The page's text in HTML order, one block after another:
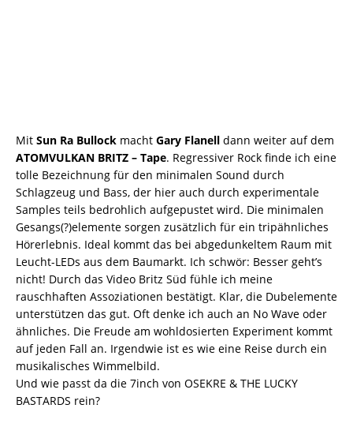
Mit Sun Ra Bullock macht Gary Flanell dann weiter auf dem
ATOMVULKAN BRITZ – Tape. Regressiver Rock finde ich eine
tolle Bezeichnung für den minimalen Sound durch
Schlagzeug und Bass, der hier auch durch experimentale
Samples teils bedrohlich aufgepustet wird. Die minimalen
Gesangs(?)elemente sorgen zusätzlich für ein tripähnliches
Hörerlebnis. Ideal kommt das bei abgedunkeltem Raum mit
Leucht-LEDs aus dem Baumarkt. Ich schwör: Besser geht’s
nicht! Durch das Video Britz Süd fühle ich meine
rauschhaften Assoziationen bestätigt. Klar, die Dubelemente
unterstützen das gut. Oft denke ich auch an No Wave oder
ähnliches. Die Freude am wohldosierten Experiment kommt
auf jeden Fall an. Irgendwie ist es wie eine Reise durch ein
musikalisches Wimmelbild.
Und wie passt da die 7inch von OSEKRE & THE LUCKY
BASTARDS rein?